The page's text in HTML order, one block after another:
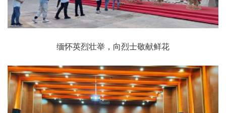
缅怀英烈壮举，向烈士敬献鲜花